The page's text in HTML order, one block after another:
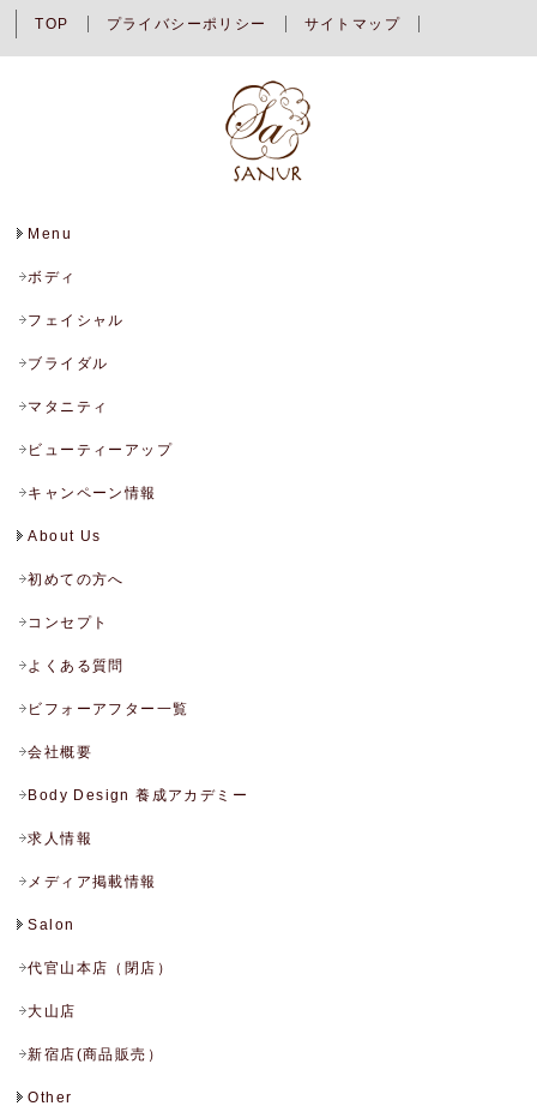
TOP プライバシーポリシー サイトマップ
Menu
ボディ
フェイシャル
ブライダル
マタニティ
ビューティーアップ
キャンペーン情報
About Us
初めての方へ
コンセプト
よくある質問
ビフォーアフター一覧
会社概要
Body Design 養成アカデミー
求人情報
メディア掲載情報
Salon
代官山本店（閉店）
大山店
新宿店(商品販売）
Other